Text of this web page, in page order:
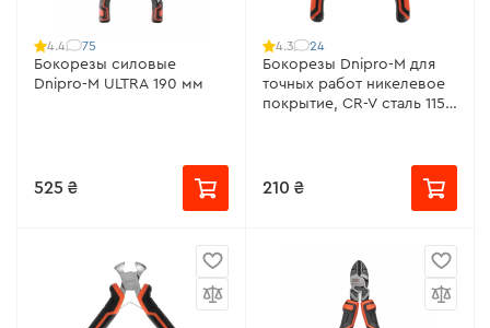
4.4 75
Бокорезы силовые
Dnipro-M ULTRA 190 мм
525 ₴
4.3 24
Бокорезы Dnipro-M для
точных работ никелевое
покрытие, CR-V сталь 115
210 ₴